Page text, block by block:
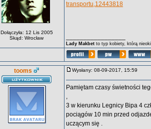
Dołączyła: 12 Lis 2005
Skąd: Wrocław
transportu,12443818
Lady Makbet to typ kobiety, którą
tooms Wysłany: 08-09-2017, 15:59
Pamiętam czasy świetności
,
3 w kierunku Legnicy Bipa 4
pociągów 10 min przed
uczącym się .